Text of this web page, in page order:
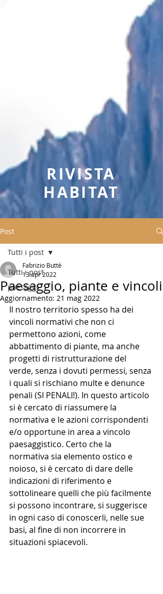
RIVISTA
HABITAT
Post
Tutti i post
paesaggi
Tutti i post
Paesaggio, piante e vincoli
Fabrizio Buttè
13 apr 2022
Aggiornamento: 21 mag 2022
Il nostro territorio spesso ha dei
vincoli normativi che non ci
permettono azioni, come
abbattimento di piante, ma anche
progetti di ristrutturazione del
verde, senza i dovuti permessi, senza
i quali si rischiano multe e denunce
penali (SI PENALI!). In questo articolo
si è cercato di riassumere la
normativa e le azioni corrispondenti
e/o opportune in area a vincolo
paesaggistico. Certo che la
normativa sia elemento ostico e
noioso, si è cercato di dare delle
indicazioni di riferimento e
sottolineare quelli che più facilmente
si possono incontrare, si suggerisce
in ogni caso di conoscerli, nelle sue
basi, al fine di non incorrere in
situazioni spiacevoli.